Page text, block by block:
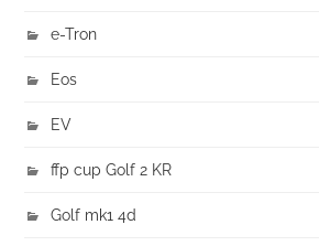
e-Tron
Eos
EV
ffp cup Golf 2 KR
Golf mk1 4d